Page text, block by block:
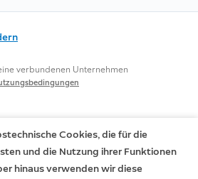
verbundenen Unternehmen
Cookies, die für die
und die Nutzung ihrer Funktionen
hinaus verwenden wir diese